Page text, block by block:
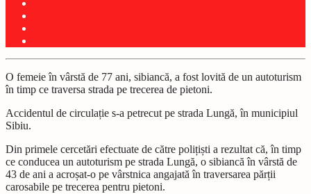
O femeie în vârstă de 77 ani, sibiancă, a fost lovită de un autoturism
în timp ce traversa strada pe trecerea de pietoni.
Accidentul de circulație s-a petrecut pe strada Lungă, în municipiul
Sibiu.
Din primele cercetări efectuate de către polițiști a rezultat că, în timp
ce conducea un autoturism pe strada Lungă, o sibiancă în vârstă de
43 de ani a acroșat-o pe vârstnica angajată în traversarea părții
carosabile pe trecerea pentru pietoni.